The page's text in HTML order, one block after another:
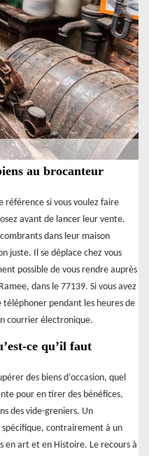
au brocanteur
si vous voulez faire
avant de lancer leur vente.
dans leur maison
juste. Il se déplace chez vous
possible de vous rendre auprès
dans le 77139. Si vous avez
téléphoner pendant les heures de
courrier électronique.
ce qu’il faut
des biens d’occasion, quel
pour en tirer des bénéfices,
des vide-greniers. Un
spécifique, contrairement à un
en art et en Histoire. Le recours à